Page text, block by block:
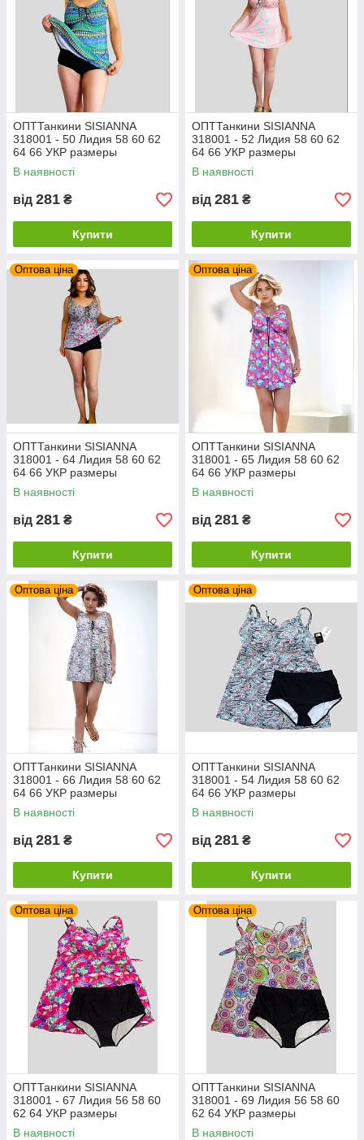
ОПТТанкини SISIANNA
318001 - 50 Лидия 58 60 62
64 66 УКР размеры
В наявності
від 281 ₴
Купити
ОПТТанкини SISIANNA
318001 - 52 Лидия 58 60 62
64 66 УКР размеры
В наявності
від 281 ₴
Купити
Оптова ціна
ОПТТанкини SISIANNA
318001 - 64 Лидия 58 60 62
64 66 УКР размеры
В наявності
від 281 ₴
Купити
Оптова ціна
ОПТТанкини SISIANNA
318001 - 65 Лидия 58 60 62
64 66 УКР размеры
В наявності
від 281 ₴
Купити
Оптова ціна
ОПТТанкини SISIANNA
318001 - 66 Лидия 58 60 62
64 66 УКР размеры
В наявності
від 281 ₴
Купити
Оптова ціна
ОПТТанкини SISIANNA
318001 - 54 Лидия 58 60 62
64 66 УКР размеры
В наявності
від 281 ₴
Купити
Оптова ціна
ОПТТанкини SISIANNA
318001 - 67 Лидия 56 58 60
62 64 УКР размеры
В наявності
Оптова ціна
ОПТТанкини SISIANNA
318001 - 69 Лидия 56 58 60
62 64 УКР размеры
В наявності